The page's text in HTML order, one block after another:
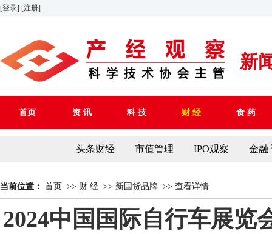
[登录] [注册]
新
首页 资 讯 科 技 财 经 食 药
头条财经 市值管理 IPO观察 金融
当前位置： 首页 >> 财 经 >> 新国货品牌 >> 查看详情
2024中国国际自行车展览